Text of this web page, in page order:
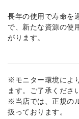
長年の使用で寿命を
で、新たな資源の使
がります。
※モニター環境によ
ます。ご了承くださ
※当店では、正規の
扱っております。